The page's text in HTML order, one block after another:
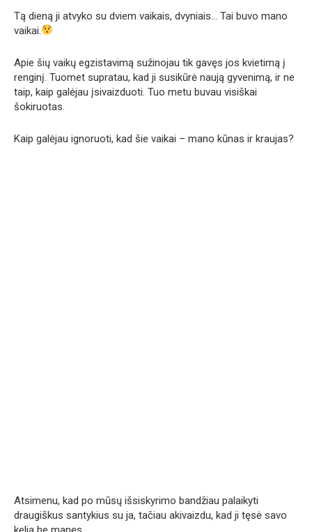
Tą dieną ji atvyko su dviem vaikais, dvyniais… Tai buvo mano
vaikai.
Apie šių vaikų egzistavimą sužinojau tik gavęs jos kvietimą į
renginį. Tuomet supratau, kad ji susikūrė naują gyvenimą, ir ne
taip, kaip galėjau įsivaizduoti. Tuo metu buvau visiškai
šokiruotas.
Kaip galėjau ignoruoti, kad šie vaikai – mano kūnas ir kraujas?
Atsimenu, kad po mūsų išsiskyrimo bandžiau palaikyti
draugiškus santykius su ja, tačiau akivaizdu, kad ji tęsė savo